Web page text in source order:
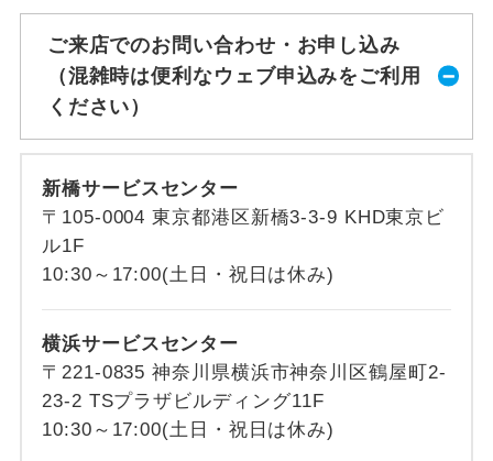
ご来店でのお問い合わせ・お申し込み
（混雑時は便利なウェブ申込みをご利用
ください）
新橋サービスセンター
〒105-0004 東京都港区新橋3-3-9 KHD東京ビ
ル1F
10:30～17:00(土日・祝日は休み)
横浜サービスセンター
〒221-0835 神奈川県横浜市神奈川区鶴屋町2-
23-2 TSプラザビルディング11F
10:30～17:00(土日・祝日は休み)